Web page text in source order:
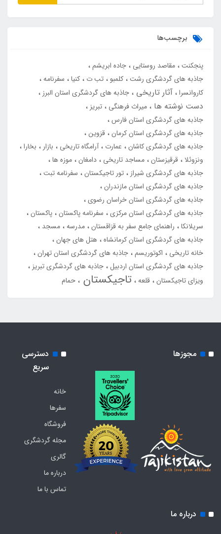
برچسب‌ها
پنجکنت مقاصد روستایی
جاده ابریشم
جاذبه های گردشگری رشت کلمبو تب ت کنیا
سفرنامه
کاروانسرا آثار تاریخی جاذبه های گردشگری استان البرز
دست نوشته ها میراث فرهنگی
تبریز
جاذبه های گردشگری استان فارس
جاذبه های گردشگری استان کرمان قزوین
جاذبه های گردشگری کاشان
عمارت آرامگاه تاریخی بازار
بخارا
ونزوئلا
قرقیزستان مساجد تاریخی دامغان موزه ها
جاذبه های گردشگری شیراز
تور تاجیکستان
سفرنامه تبت
جاذبه های گردشگری استان مازندران
جاذبه های گردشگری استان خراسان رضوی
جاذبه های گردشگری استان مرکزی
سفرنامه پاکستان پاکستان
سریلانکا
راهنمای جامع سفر به قزاقستان مدرسه مسجد
جاذبه های گردشگری استان کرمانشاه هتل های جهان
خانه تاریخی
اکوتوریسم جاذبه های گردشگری استان تهران
جاذبه های گردشگری استان اردبیل جاذبه های گردشگری تبریز
ویزای تاجیکستان قلعه تاجیکستان حمام
مجوزها
دسترسی
سریع
خانه
سفرها
فروشگاه
مجله گردشگری
گالری
درباره ما
تماس با ما
درباره ما